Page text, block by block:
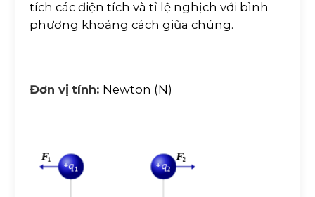
tích các điện tích và tỉ lệ nghịch với bình
phương khoảng cách giữa chúng.
Đơn vị tính: Newton (N)